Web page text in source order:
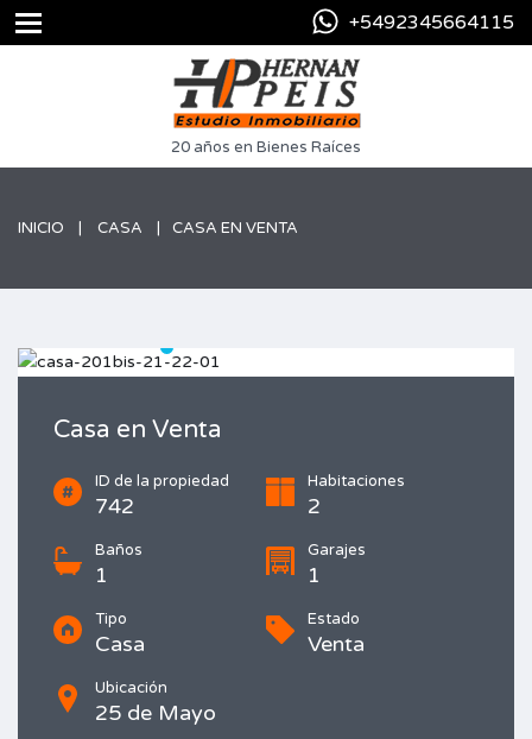
+5492345664115
20 años en Bienes Raíces
INICIO CASA CASA EN VENTA
Casa en Venta
ID de la propiedad
742
Habitaciones
2
Baños
1
Garajes
1
Tipo
Casa
Estado
Venta
Ubicación
25 de Mayo